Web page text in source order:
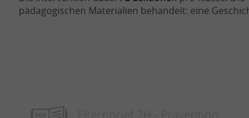
pädagogischen Materialien behandelt: eine